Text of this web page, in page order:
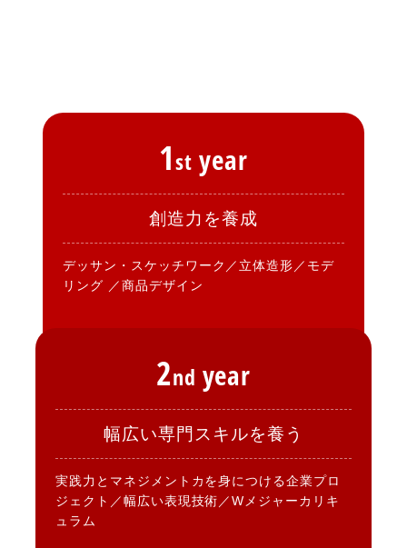
1st year
創造力を養成
デッサン・スケッチワーク／立体造形／モデ
リング ／商品デザイン
2nd year
幅広い専門スキルを養う
実践力とマネジメントカを身につける企業プロ
ジェクト／幅広い表現技術／Wメジャーカリキ
ュラム